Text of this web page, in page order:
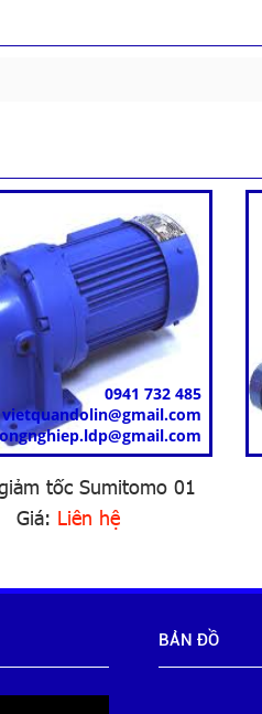
0941 732 485
vietquandolin@gmail.com
tốc Sumitomo 01
Giá: Liên hệ
BẢN ĐỒ